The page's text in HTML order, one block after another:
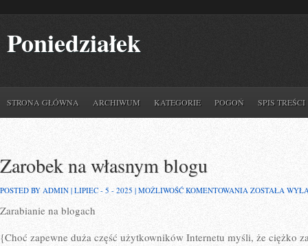
Poniedziałek
STRONA GŁÓWNA ARCHIWUM KATEGORIE POGOŃ SPIS TREŚCI
Zarobek na własnym blogu
POSTED BY ADMIN | LIPIEC - 5 - 2025 | MOŻLIWOŚĆ KOMENTOWANIA ZAROBEK
ZOSTAŁA
Zarabianie na blogach
{Choć zapewne duża część użytkowników Internetu myśli, że ciężko